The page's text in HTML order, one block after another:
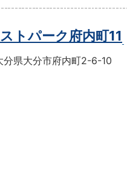
トパーク府内町11
分県大分市府内町2-6-10